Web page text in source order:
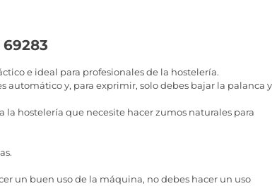
e ideal para profesionales de la hostelería.
automático y, para exprimir, solo debes bajar la palanca y
la hostelería que necesite hacer zumos naturales para
un buen uso de la máquina, no debes hacer un uso